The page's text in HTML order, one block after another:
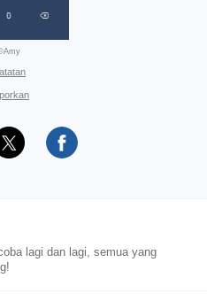
lagi dan lagi, semua yang